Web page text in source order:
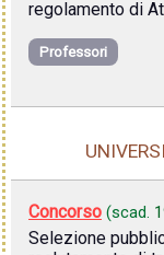
regolamento di
Professori
Concorso (scad.
Selezione